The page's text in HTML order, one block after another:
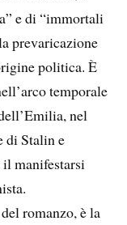
e di “immortali
prevaricazione
politica. È
temporale
nel
di Stalin e
manifestarsi
romanzo, è la